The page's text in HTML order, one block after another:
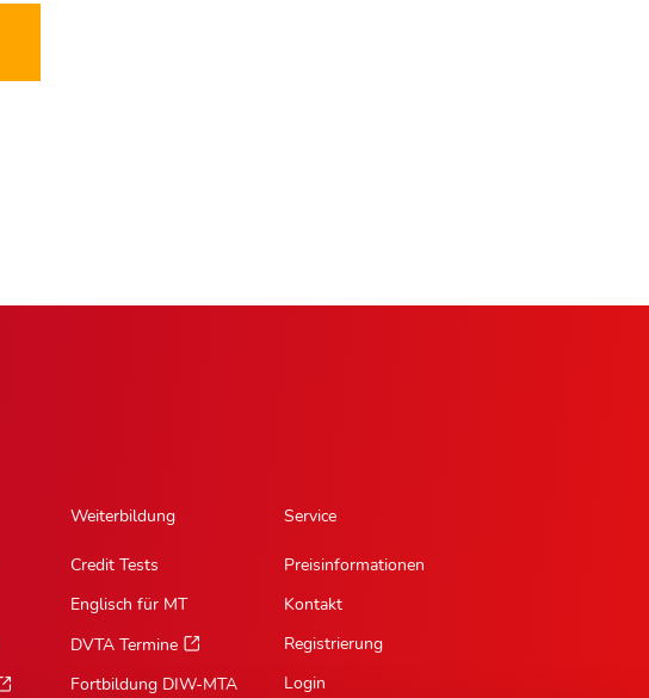
Weiterbildung
Credit Tests
Englisch für MT
DVTA Termine
Fortbildung DIW-MTA
Service
Preisinformationen
Kontakt
Registrierung
Login